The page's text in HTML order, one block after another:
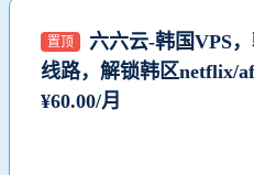
置顶
六六云-韩国VPS
线路，解锁韩区netflix/
¥60.00/月